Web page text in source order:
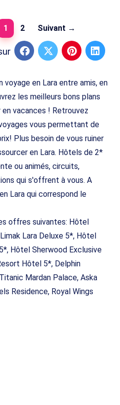
1 (current)
2 Suivant →
voyage en Lara entre amis, en
les meilleurs bons plans
vacances ! Retrouvez
vous permettant de
Plus besoin de vous ruiner
en Lara. Hôtels de 2*
ou animés, circuits,
qui s'offrent à vous. A
Lara qui correspond le
offres suivantes: Hôtel
Lara Deluxe 5*, Hôtel
Hôtel Sherwood Exclusive
Hôtel 5*, Delphin
Mardan Palace, Aska
Residence, Royal Wings